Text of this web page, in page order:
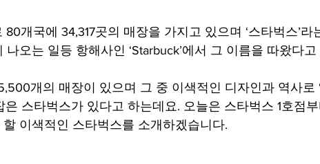
맛집/여행지 Buena Park-맛집/여행지 Calipatria-맛집/여
맛집/여행지 Campton-맛집/여행지 Cascade Locks-맛집
개국에 34,317곳의 매장을 가지고 있으며 ‘스타벅스’라
나오는 일등 항해사인 ‘Starbuck’에서 그 이름을 따왔다
개의 매장이 있으며 그 중 이색적인 디자인과 역사로
스타벅스가 있다고 하는데요. 오늘은 스타벅스 1호점부
이색적인 스타벅스를 소개하겠습니다.